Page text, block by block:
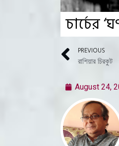
চার্চের
PREVIOUS
রাশিয়ার চিরকুট
August 24,